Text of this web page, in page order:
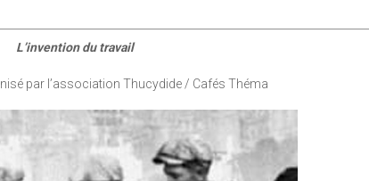
L’invention du travail
par l’association Thucydide / Cafés Théma